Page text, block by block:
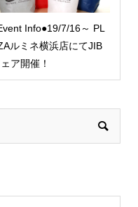
Info●19/7/16～ PL
ルミネ横浜店にてJIB
ア開催！